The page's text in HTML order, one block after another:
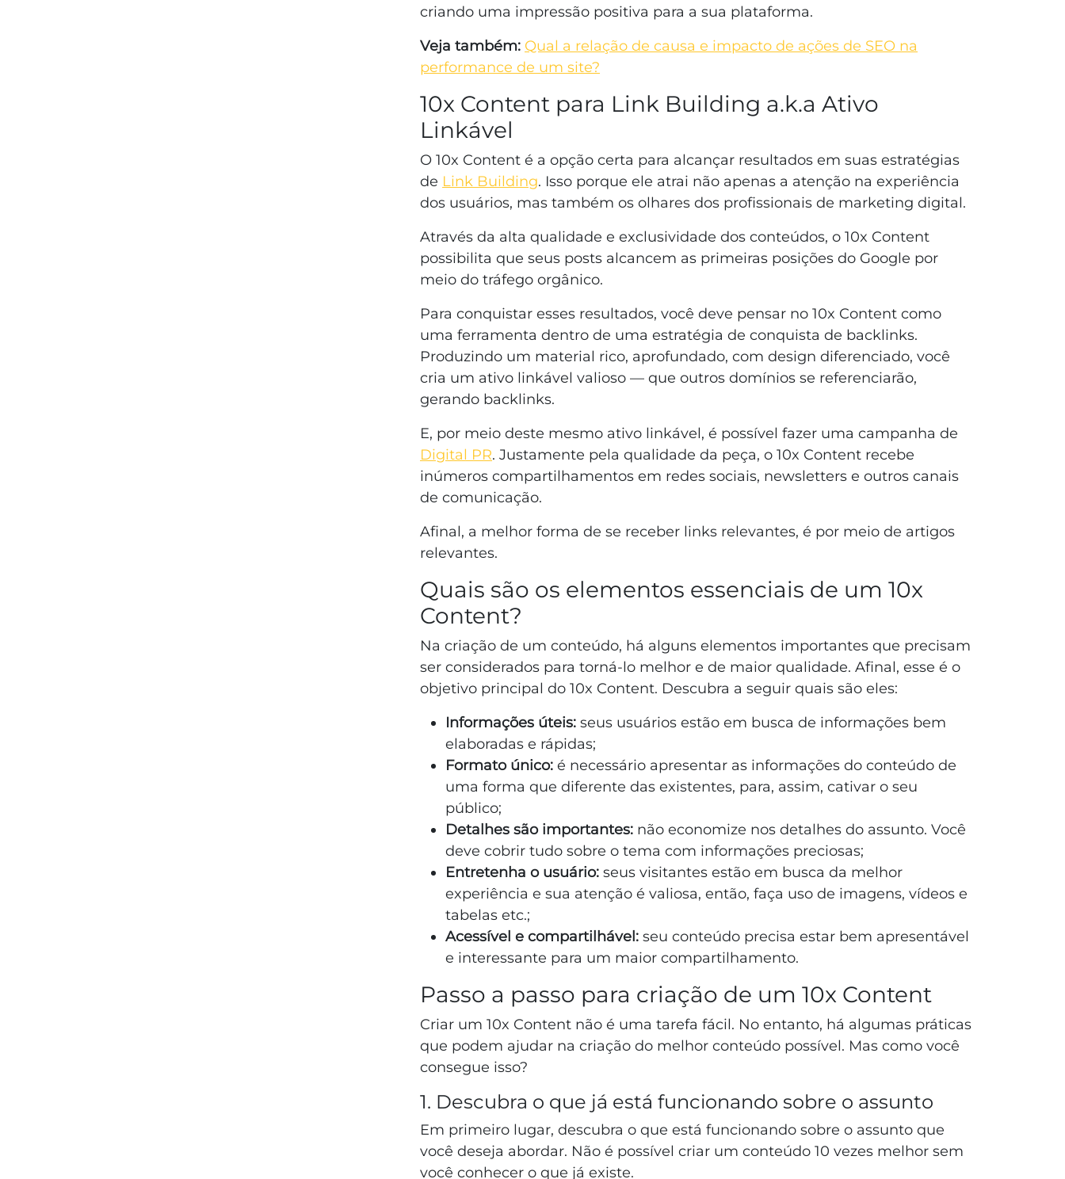
criando uma impressão positiva para a sua plataforma.
Veja também: Qual a relação de causa e impacto de ações de SEO na
performance de um site?
10x Content para Link Building a.k.a Ativo
Linkável
O 10x Content é a opção certa para alcançar resultados em suas estratégias
de Link Building. Isso porque ele atrai não apenas a atenção na experiência
dos usuários, mas também os olhares dos profissionais de marketing digital.
Através da alta qualidade e exclusividade dos conteúdos, o 10x Content
possibilita que seus posts alcancem as primeiras posições do Google por
meio do tráfego orgânico.
Para conquistar esses resultados, você deve pensar no 10x Content como
uma ferramenta dentro de uma estratégia de conquista de backlinks.
Produzindo um material rico, aprofundado, com design diferenciado, você
cria um ativo linkável valioso — que outros domínios se referenciarão,
gerando backlinks.
E, por meio deste mesmo ativo linkável, é possível fazer uma campanha de
Digital PR. Justamente pela qualidade da peça, o 10x Content recebe
inúmeros compartilhamentos em redes sociais, newsletters e outros canais
de comunicação.
Afinal, a melhor forma de se receber links relevantes, é por meio de artigos
relevantes.
Quais são os elementos essenciais de um 10x
Content?
Na criação de um conteúdo, há alguns elementos importantes que precisam
ser considerados para torná-lo melhor e de maior qualidade. Afinal, esse é o
objetivo principal do 10x Content. Descubra a seguir quais são eles:
Informações úteis: seus usuários estão em busca de informações bem
elaboradas e rápidas;
Formato único: é necessário apresentar as informações do conteúdo de
uma forma que diferente das existentes, para, assim, cativar o seu
público;
Detalhes são importantes: não economize nos detalhes do assunto. Você
deve cobrir tudo sobre o tema com informações preciosas;
Entretenha o usuário: seus visitantes estão em busca da melhor
experiência e sua atenção é valiosa, então, faça uso de imagens, vídeos e
tabelas etc.;
Acessível e compartilhável: seu conteúdo precisa estar bem apresentável
e interessante para um maior compartilhamento.
Passo a passo para criação de um 10x Content
Criar um 10x Content não é uma tarefa fácil. No entanto, há algumas práticas
que podem ajudar na criação do melhor conteúdo possível. Mas como você
consegue isso?
1. Descubra o que já está funcionando sobre o assunto
Em primeiro lugar, descubra o que está funcionando sobre o assunto que
você deseja abordar. Não é possível criar um conteúdo 10 vezes melhor sem
você conhecer o que já existe.